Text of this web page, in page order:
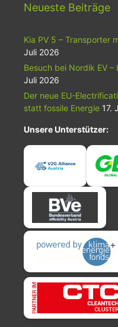
Neueste Beiträge
Kia PV 5 – Transporter
Juli 2026
Besuch bei Nordik EV
Juli 2026
Der neue EU-
statt fossile Energie 17.
Unsere Unterstützer: